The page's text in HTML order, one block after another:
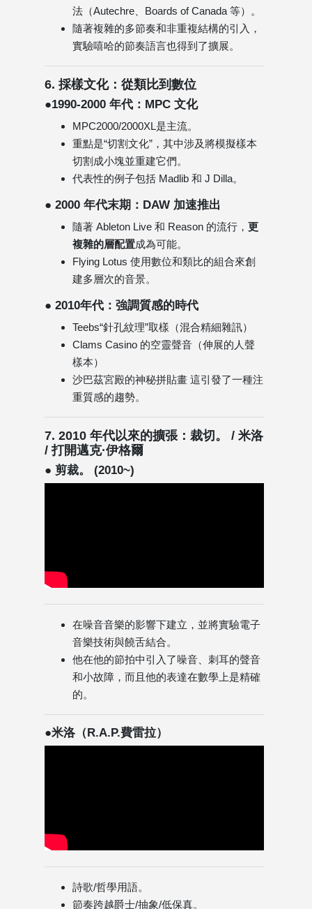
法（Autechre、Boards of Canada 等）。
隨著複雜的多節奏和非重複結構的引入，
實驗嘻哈的節奏語言也得到了擴展。
6. 採樣文化：從類比到數位
●1990-2000 年代：MPC 文化
MPC2000/2000XL是主流。
重點是“切割文化”，其中涉及將模擬樣本
切割成小塊並重建它們。
代表性的例子包括 Madlib 和 J Dilla。
● 2000 年代末期：DAW 加速推出
隨著 Ableton Live 和 Reason 的流行， 更
複雜的層配置成為可能。
Flying Lotus 使用數位和類比的組合來創
建多層次的音景。
● 2010年代：強調質感的時代
Teebs“針孔紋理”取樣（混合精細雜訊）
Clams Casino 的空靈聲音（伸展的人聲
樣本）
沙巴茲宮殿的神秘拼貼畫 這引發了一種注
重質感的趨勢。
7. 2010 年代以來的擴張：裁切。 / 米洛
/ 打開邁克·伊格爾
● 剪裁。 (2010~)
在噪音音樂的影響下建立，並將實驗電子
音樂技術與饒舌結合。
他在他的節拍中引入了噪音、刺耳的聲音
和小故障，而且他的表達在數學上是精確
的。
●米洛（R.A.P.費雷拉）
詩歌/哲學用語。
節奏跨越爵士/抽象/低保真。